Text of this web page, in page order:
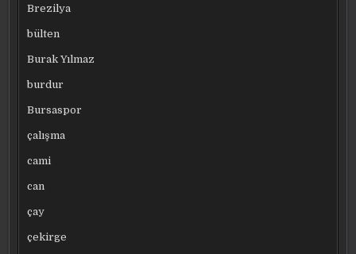
Brezilya
bülten
Burak Yılmaz
burdur
Bursaspor
çalışma
cami
can
çay
çekirge